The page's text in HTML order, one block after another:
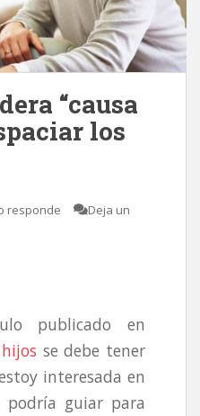
“causa
los
responde
Deja un
publicado en
se debe tener
interesada en
guiar para